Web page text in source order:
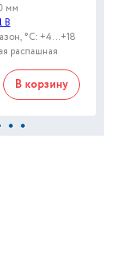
мм
B
°C: +4...+18
распашная
В корзину